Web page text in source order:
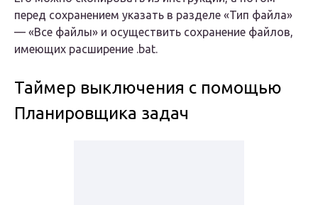
перед сохранением указать в разделе «Тип файла»
— «Все файлы» и осуществить сохранение файлов,
имеющих расширение .bat.
Таймер выключения с помощью
Планировщика задач